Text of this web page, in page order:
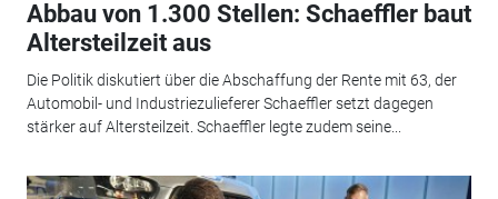
Abbau von 1.300 Stellen: Schaeffler baut
Altersteilzeit aus
Die Politik diskutiert über die Abschaffung der Rente mit 63, der
Automobil- und Industriezulieferer Schaeffler setzt dagegen
stärker auf Altersteilzeit. Schaeffler legte zudem seine...